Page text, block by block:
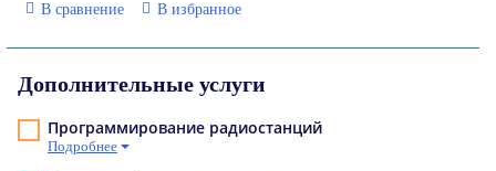
В сравнение В избранное
Дополнительные услуги
Программирование радиостанций
Подробнее